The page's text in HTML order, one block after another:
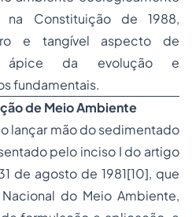
na Constituição de 1988,
e tangível aspecto de
ápice da evolução e
fundamentais.
de Meio Ambiente
lançar mão do sedimentado
pelo inciso I do artigo
de agosto de 1981[10], que
do Meio Ambiente,